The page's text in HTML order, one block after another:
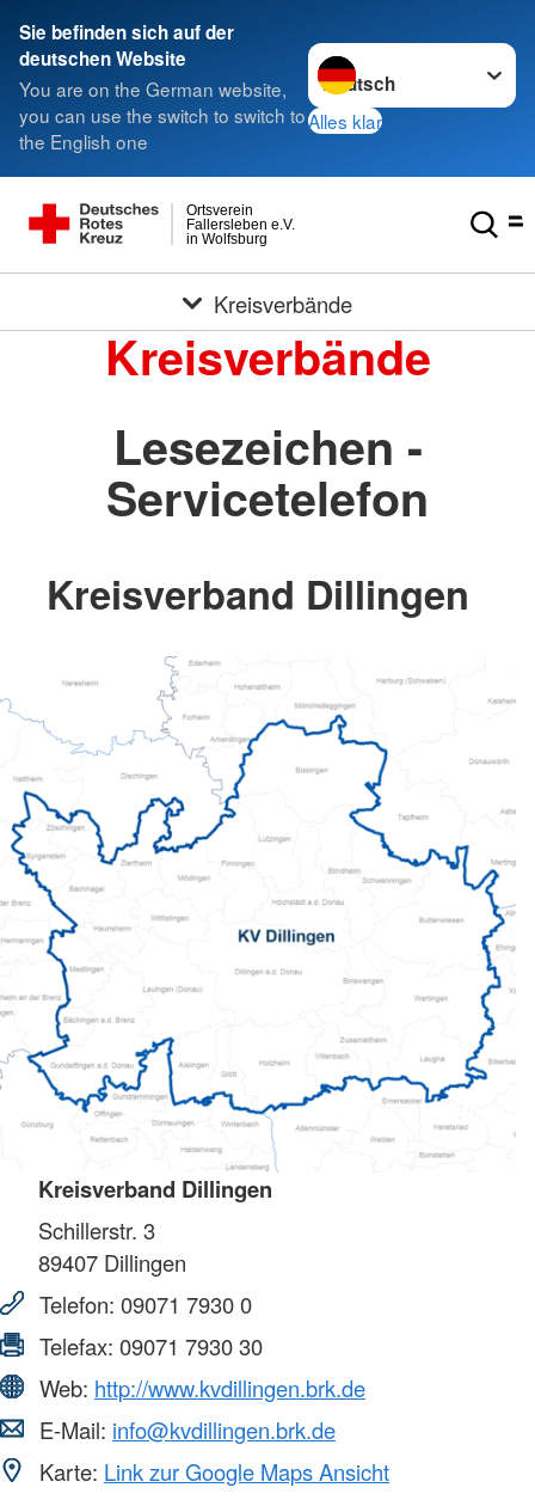
Sie befinden sich auf der
deutschen Website
You are on the German website,
you can use the switch to switch to
the English one
Sprache wechseln zu
Alles klar
in Wolfsburg
Fallersleben e.V.
Ortsverein
Kreisverbände
Kreisverbände
Lesezeichen -
Servicetelefon
Kreisverband Dillingen
Kreisverband Dillingen
Schillerstr. 3
89407 Dillingen
Telefon: 09071 7930 0
Telefax: 09071 7930 30
Web: http://www.kvdillingen.brk.de
E-Mail: info@kvdillingen.brk.de
Karte: Link zur Google Maps Ansicht